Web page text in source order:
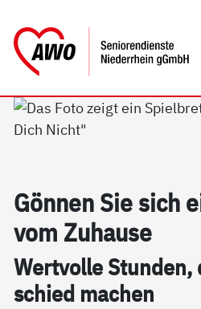
Gön­nen Sie sich
vom Zu­hau­se
Wert­vol­le
schied ma­chen